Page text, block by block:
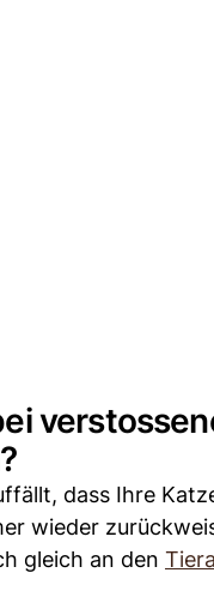
dass Ihre
wieder
gleich an den